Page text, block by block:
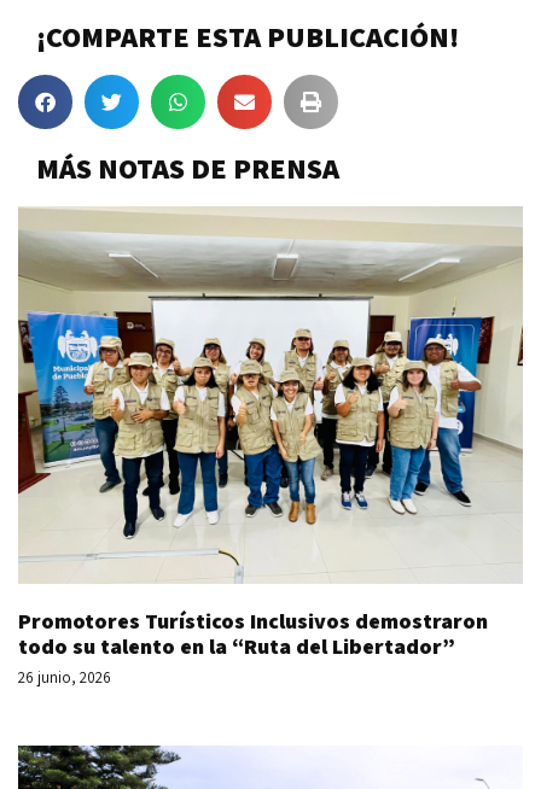
¡COMPARTE ESTA PUBLICACIÓN!
MÁS NOTAS DE PRENSA
Promotores Turísticos Inclusivos demostraron
todo su talento en la “Ruta del Libertador”
26 junio, 2026